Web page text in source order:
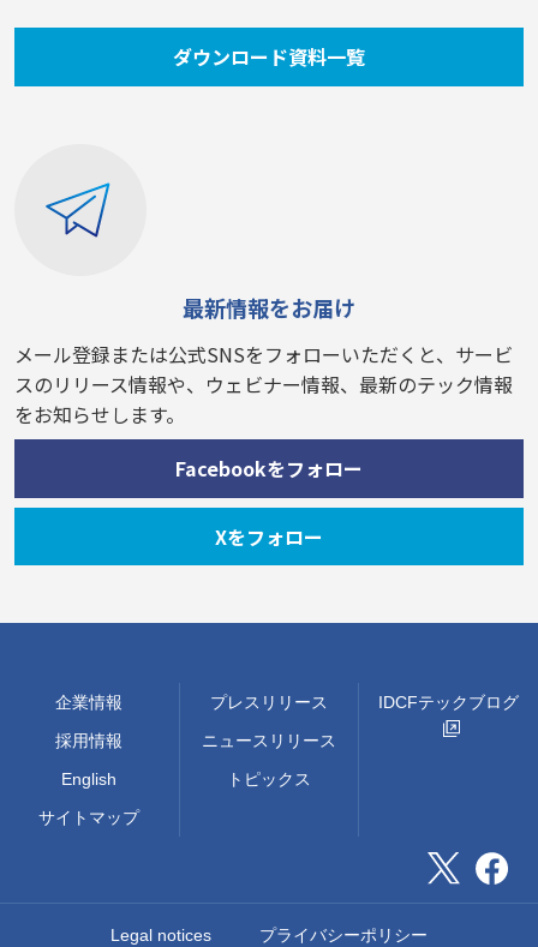
ダウンロード資料一覧
最新情報をお届け
メール登録または公式SNSをフォローいただくと、サービ
スのリリース情報や、ウェビナー情報、最新のテック情報
をお知らせします。
Facebookをフォロー
Xをフォロー
企業情報
採用情報
English
サイトマップ
プレスリリース
ニュースリリース
トピックス
IDCFテックブログ
Legal notices プライバシーポリシー